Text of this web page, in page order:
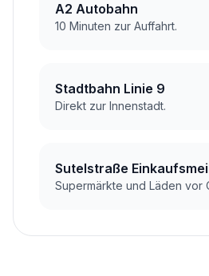
A2 Autobahn
10 Minuten zur Auffahrt.
Stadtbahn Linie 9
Direkt zur Innenstadt.
Sutelstraße
Supermärkte und Läden vor